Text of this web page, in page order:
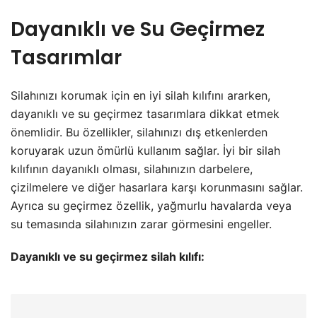
Dayanıklı ve Su Geçirmez
Tasarımlar
Silahınızı korumak için en iyi silah kılıfını ararken,
dayanıklı ve su geçirmez tasarımlara dikkat etmek
önemlidir. Bu özellikler, silahınızı dış etkenlerden
koruyarak uzun ömürlü kullanım sağlar. İyi bir silah
kılıfının dayanıklı olması, silahınızın darbelere,
çizilmelere ve diğer hasarlara karşı korunmasını sağlar.
Ayrıca su geçirmez özellik, yağmurlu havalarda veya
su temasında silahınızın zarar görmesini engeller.
Dayanıklı ve su geçirmez silah kılıfı: